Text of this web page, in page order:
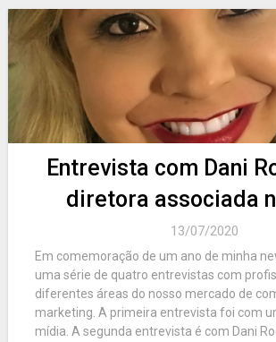
Entrevista com Dani
diretora associada
13/07/2020
Em comemoração de um ano de minha
uma série de quatro entrevistas com
diferentes áreas do nosso mercado de
marketing. A primeira entrevista foi com
mídia. A segunda entrevista é com Dani